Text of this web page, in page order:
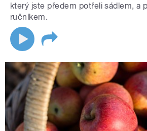
který jste předem potřeli sádlem, a
ručníkem.